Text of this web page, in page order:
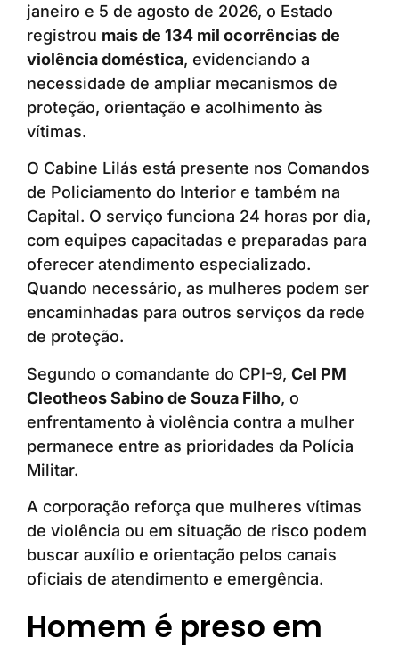
janeiro e 5 de agosto de 2026, o Estado
registrou mais de 134 mil ocorrências de
violência doméstica, evidenciando a
necessidade de ampliar mecanismos de
proteção, orientação e acolhimento às
vítimas.
O Cabine Lilás está presente nos Comandos
de Policiamento do Interior e também na
Capital. O serviço funciona 24 horas por dia,
com equipes capacitadas e preparadas para
oferecer atendimento especializado.
Quando necessário, as mulheres podem ser
encaminhadas para outros serviços da rede
de proteção.
Segundo o comandante do CPI-9, Cel PM
Cleotheos Sabino de Souza Filho, o
enfrentamento à violência contra a mulher
permanece entre as prioridades da Polícia
Militar.
A corporação reforça que mulheres vítimas
de violência ou em situação de risco podem
buscar auxílio e orientação pelos canais
oficiais de atendimento e emergência.
Homem é preso em